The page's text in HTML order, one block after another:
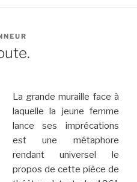
La grande muraille face à
laquelle la jeune femme
lance ses imprécations
est une métaphore
rendant universel le
propos de cette pièce de